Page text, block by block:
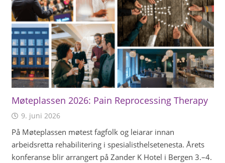
Møteplassen 2026: Pain Reprocessing Therapy
9. juni 2026
På Møteplassen møtest fagfolk og leiarar innan
arbeidsretta rehabilitering i spesialisthelsetenesta. Årets
konferanse blir arrangert på Zander K Hotel i Bergen 3.–4.